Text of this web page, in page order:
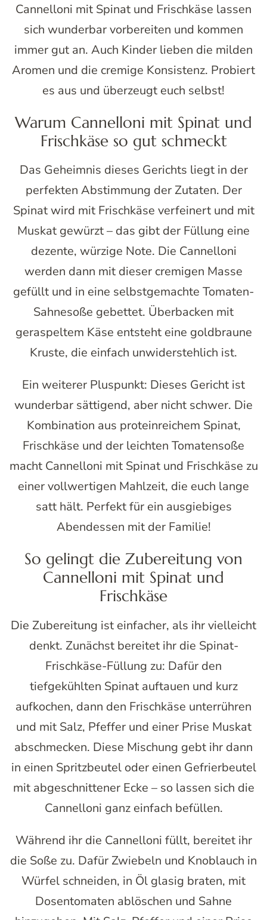
Cannelloni mit Spinat und Frischkäse lassen
sich wunderbar vorbereiten und kommen
immer gut an. Auch Kinder lieben die milden
Aromen und die cremige Konsistenz. Probiert
es aus und überzeugt euch selbst!
Warum Cannelloni mit Spinat und
Frischkäse so gut schmeckt
Das Geheimnis dieses Gerichts liegt in der
perfekten Abstimmung der Zutaten. Der
Spinat wird mit Frischkäse verfeinert und mit
Muskat gewürzt – das gibt der Füllung eine
dezente, würzige Note. Die Cannelloni
werden dann mit dieser cremigen Masse
gefüllt und in eine selbstgemachte Tomaten-
Sahnesoße gebettet. Überbacken mit
geraspeltem Käse entsteht eine goldbraune
Kruste, die einfach unwiderstehlich ist.
Ein weiterer Pluspunkt: Dieses Gericht ist
wunderbar sättigend, aber nicht schwer. Die
Kombination aus proteinreichem Spinat,
Frischkäse und der leichten Tomatensoße
macht Cannelloni mit Spinat und Frischkäse zu
einer vollwertigen Mahlzeit, die euch lange
satt hält. Perfekt für ein ausgiebiges
Abendessen mit der Familie!
So gelingt die Zubereitung von
Cannelloni mit Spinat und
Frischkäse
Die Zubereitung ist einfacher, als ihr vielleicht
denkt. Zunächst bereitet ihr die Spinat-
Frischkäse-Füllung zu: Dafür den
tiefgekühlten Spinat auftauen und kurz
aufkochen, dann den Frischkäse unterrühren
und mit Salz, Pfeffer und einer Prise Muskat
abschmecken. Diese Mischung gebt ihr dann
in einen Spritzbeutel oder einen Gefrierbeutel
mit abgeschnittener Ecke – so lassen sich die
Cannelloni ganz einfach befüllen.
Während ihr die Cannelloni füllt, bereitet ihr
die Soße zu. Dafür Zwiebeln und Knoblauch in
Würfel schneiden, in Öl glasig braten, mit
Dosentomaten ablöschen und Sahne